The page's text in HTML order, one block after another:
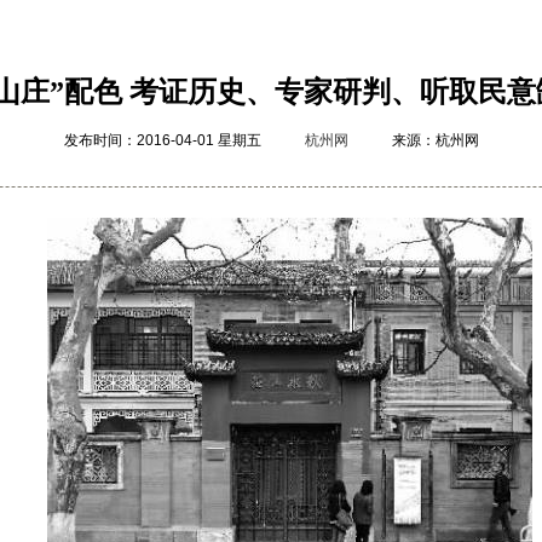
庄”配色 考证历史、专家研判、听取民
发布时间：2016-04-01 星期五 杭州网 来源：杭州网